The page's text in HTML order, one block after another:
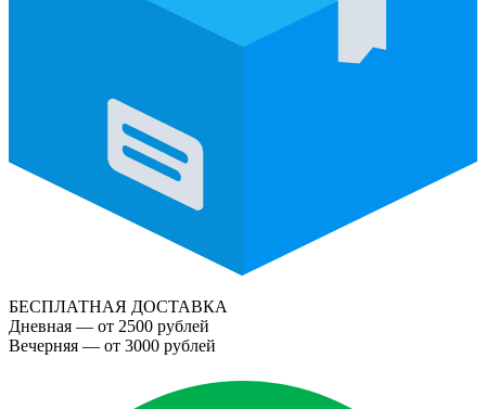
БЕСПЛАТНАЯ ДОСТАВКА
Дневная — от 2500 рублей
Вечерняя — от 3000 рублей